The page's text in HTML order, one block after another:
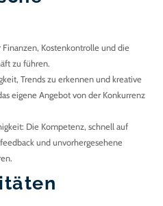
Finanzen, Kostenkontrolle und die
zu führen.
Trends zu erkennen und kreative
eigene Angebot von der Konkurrenz
: Die Kompetenz, schnell auf
und unvorhergesehene